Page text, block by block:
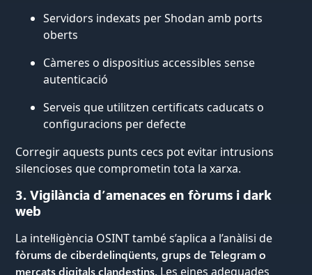
Servidors indexats per Shodan amb ports
oberts
Càmeres o dispositius accessibles sense
autenticació
Serveis que utilitzen certificats caducats o
configuracions per defecte
Corregir aquests punts cecs pot evitar intrusions
silencioses que comprometin tota la xarxa.
3. Vigilància d’amenaces en fòrums i dark
web
La intel·ligència OSINT també s’aplica a l’anàlisi de
fòrums de ciberdelinqüents, grups de Telegram o
mercats digitals clandestins. Les eines adequades